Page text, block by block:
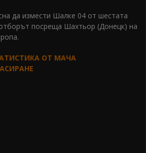
да измести Шалке 04 от шестата
посреща Шахтьор (Донецк) на
ОТ МАЧА